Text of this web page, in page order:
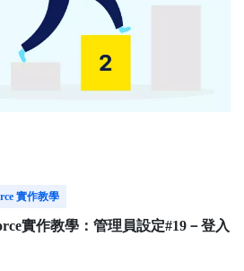
實作教學
實作教學：管理員設定#19－登入